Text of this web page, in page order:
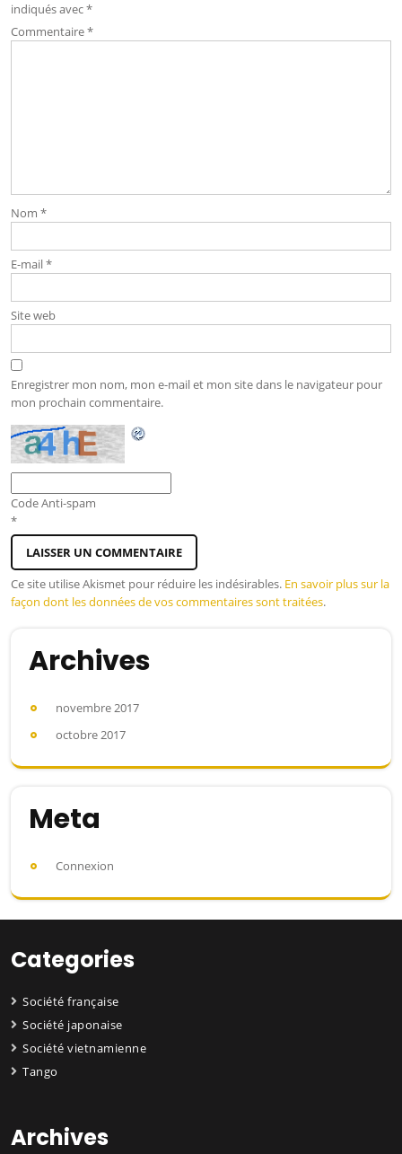
indiqués avec*
Commentaire*
Nom *
E-mail*
Site web
Enregistrer mon nom, mon e-mail et mon site dans le navigateur pour
mon prochain commentaire.
Code Anti-spam
*
Ce site utilise Akismet pour réduire les indésirables. En savoir plus sur la
façon dont les données de vos commentaires sont traitées.
Archives
novembre 2017
octobre 2017
Meta
Connexion
Categories
Société française
Société japonaise
Société vietnamienne
Tango
Archives